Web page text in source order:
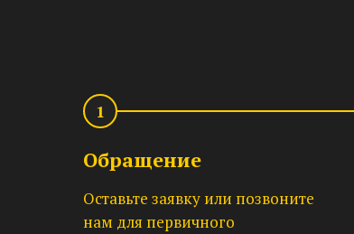
1
Обращение
Оставьте заявку или позвоните
нам для первичного